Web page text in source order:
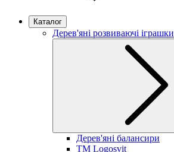
Каталог
Дерев'яні розвиваючі іграшки
Дерев'яні балансири
TM Logosvit